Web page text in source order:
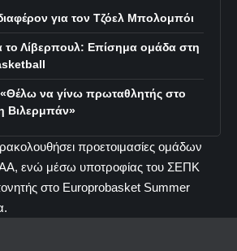
για τον Τζόελ Μπολομπόι
το Λίβερπουλ: Επίσημα ομάδα στη
να γίνω πρωταθλητής στο
Βιλερμπάν»
προετοιμασίες ομάδων
ενώ μέσω υποτροφίας του ΣΕΠΚ
στο Europrobasket Summer